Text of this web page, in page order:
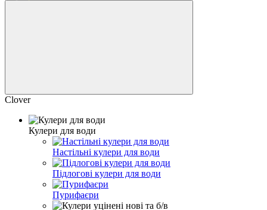
Clover
Кулери для води
Настільні кулери для води
Підлогові кулери для води
Пурифаєри